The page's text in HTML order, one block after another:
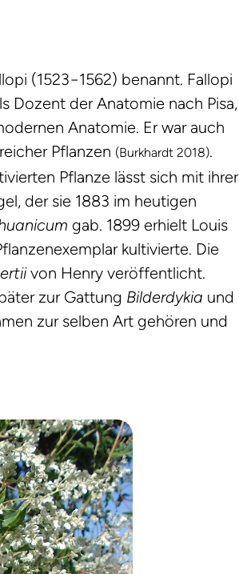
(1523−1562) benannt. Fallopi
Dozent der Anatomie nach Pisa,
Anatomie. Er war auch
Pflanzen (Burkhardt 2018).
Pflanze lässt sich mit ihrer
der sie 1883 im heutigen
gab. 1899 erhielt Louis
kultivierte. Die
von Henry veröffentlicht.
zur Gattung Bilderdykia und
zur selben Art gehören und